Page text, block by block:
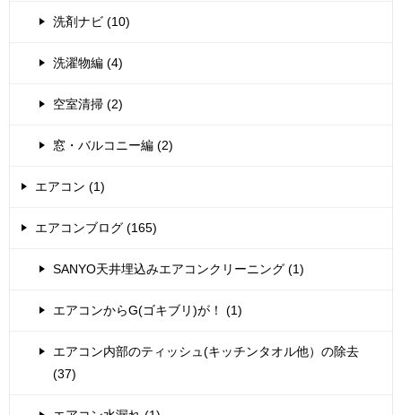
洗剤ナビ (10)
洗濯物編 (4)
空室清掃 (2)
窓・バルコニー編 (2)
エアコン (1)
エアコンブログ (165)
SANYO天井埋込みエアコンクリーニング (1)
エアコンからG(ゴキブリ)が！ (1)
エアコン内部のティッシュ(キッチンタオル他）の除去
(37)